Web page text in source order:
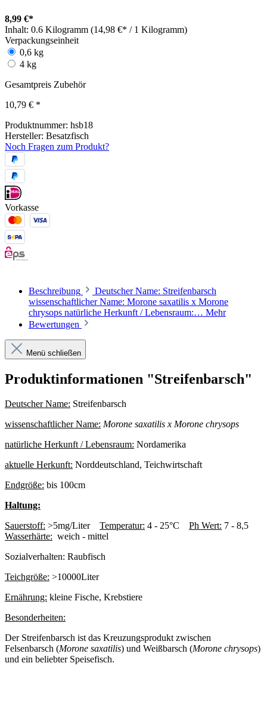
8,99 €*
Inhalt: 0.6 Kilogramm (14,98 €* / 1 Kilogramm)
Verpackungseinheit
0,6 kg
4 kg
Gesamtpreis Zubehör
10,79 € *
Produktnummer: hsb18
Hersteller: Besatzfisch
Noch Fragen zum Produkt?
Vorkasse
Beschreibung
Deutscher Name: Streifenbarsch
wissenschaftlicher Name: Morone saxatilis x Morone
chrysops natürliche Herkunft / Lebensraum:… Mehr
Bewertungen
Menü schließen
Produktinformationen "Streifenbarsch"
Deutscher Name: Streifenbarsch
wissenschaftlicher Name: Morone saxatilis x Morone chrysops
natürliche Herkunft / Lebensraum: Nordamerika
aktuelle Herkunft: Norddeutschland, Teichwirtschaft
Endgröße: bis 100cm
Haltung:
Sauerstoff: >5mg/Liter Temperatur: 4 - 25°C Ph Wert: 7 - 8,5
Wasserhärte: weich - mittel
Sozialverhalten: Raubfisch
Teichgröße: >10000Liter
Ernährung: kleine Fische, Krebstiere
Besonderheiten:
Der Streifenbarsch ist das Kreuzungsprodukt zwischen
Felsenbarsch (Morone saxatilis) und Weißbarsch (Morone chrysops)
und ein beliebter Speisefisch.